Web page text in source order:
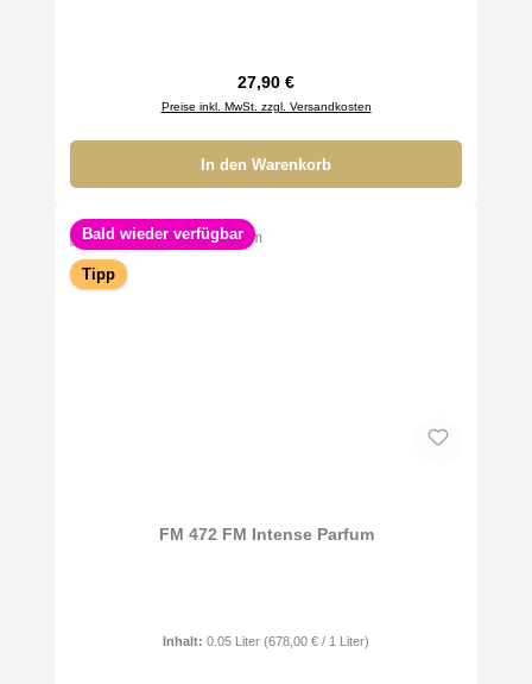
Regulärer Preis:
27,90 €
Preise inkl. MwSt. zzgl. Versandkosten
In den Warenkorb
Bald wieder verfügbar
Tipp
FM 472 FM Intense Parfum
Inhalt: 0.05 Liter (678,00 € / 1 Liter)